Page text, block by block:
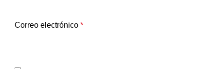
Correo electrónico *